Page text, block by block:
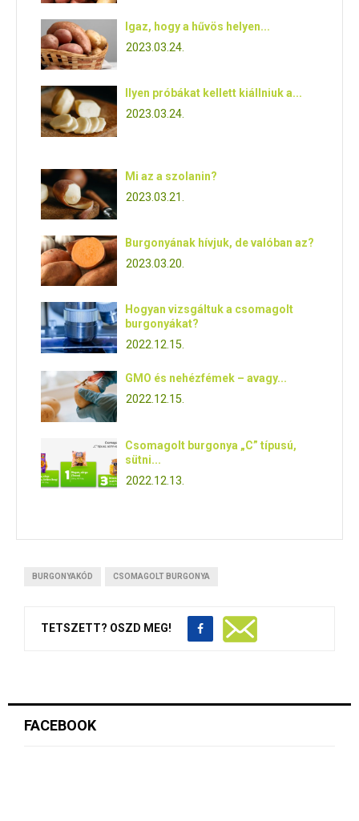
Igaz, hogy a hűvös helyen...
2023.03.24.
Ilyen próbákat kellett kiállniuk a...
2023.03.24.
Mi az a szolanin?
2023.03.21.
Burgonyának hívjuk, de valóban az?
2023.03.20.
Hogyan vizsgáltuk a csomagolt
burgonyákat?
2022.12.15.
GMO és nehézfémek – avagy...
2022.12.15.
Csomagolt burgonya „C” típusú,
sütni...
2022.12.13.
BURGONYAKÓD CSOMAGOLT BURGONYA
TETSZETT? OSZD MEG!
FACEBOOK